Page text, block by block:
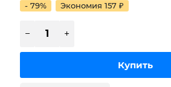
- 79%
Экономия 157 ₽